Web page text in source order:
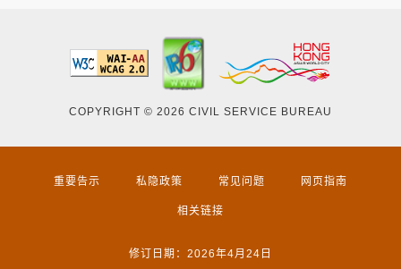
COPYRIGHT © 2026 CIVIL SERVICE BUREAU
重要告示 私隐政策 常见问题 网页指南
相关链接
修订日期：2026年4月24日